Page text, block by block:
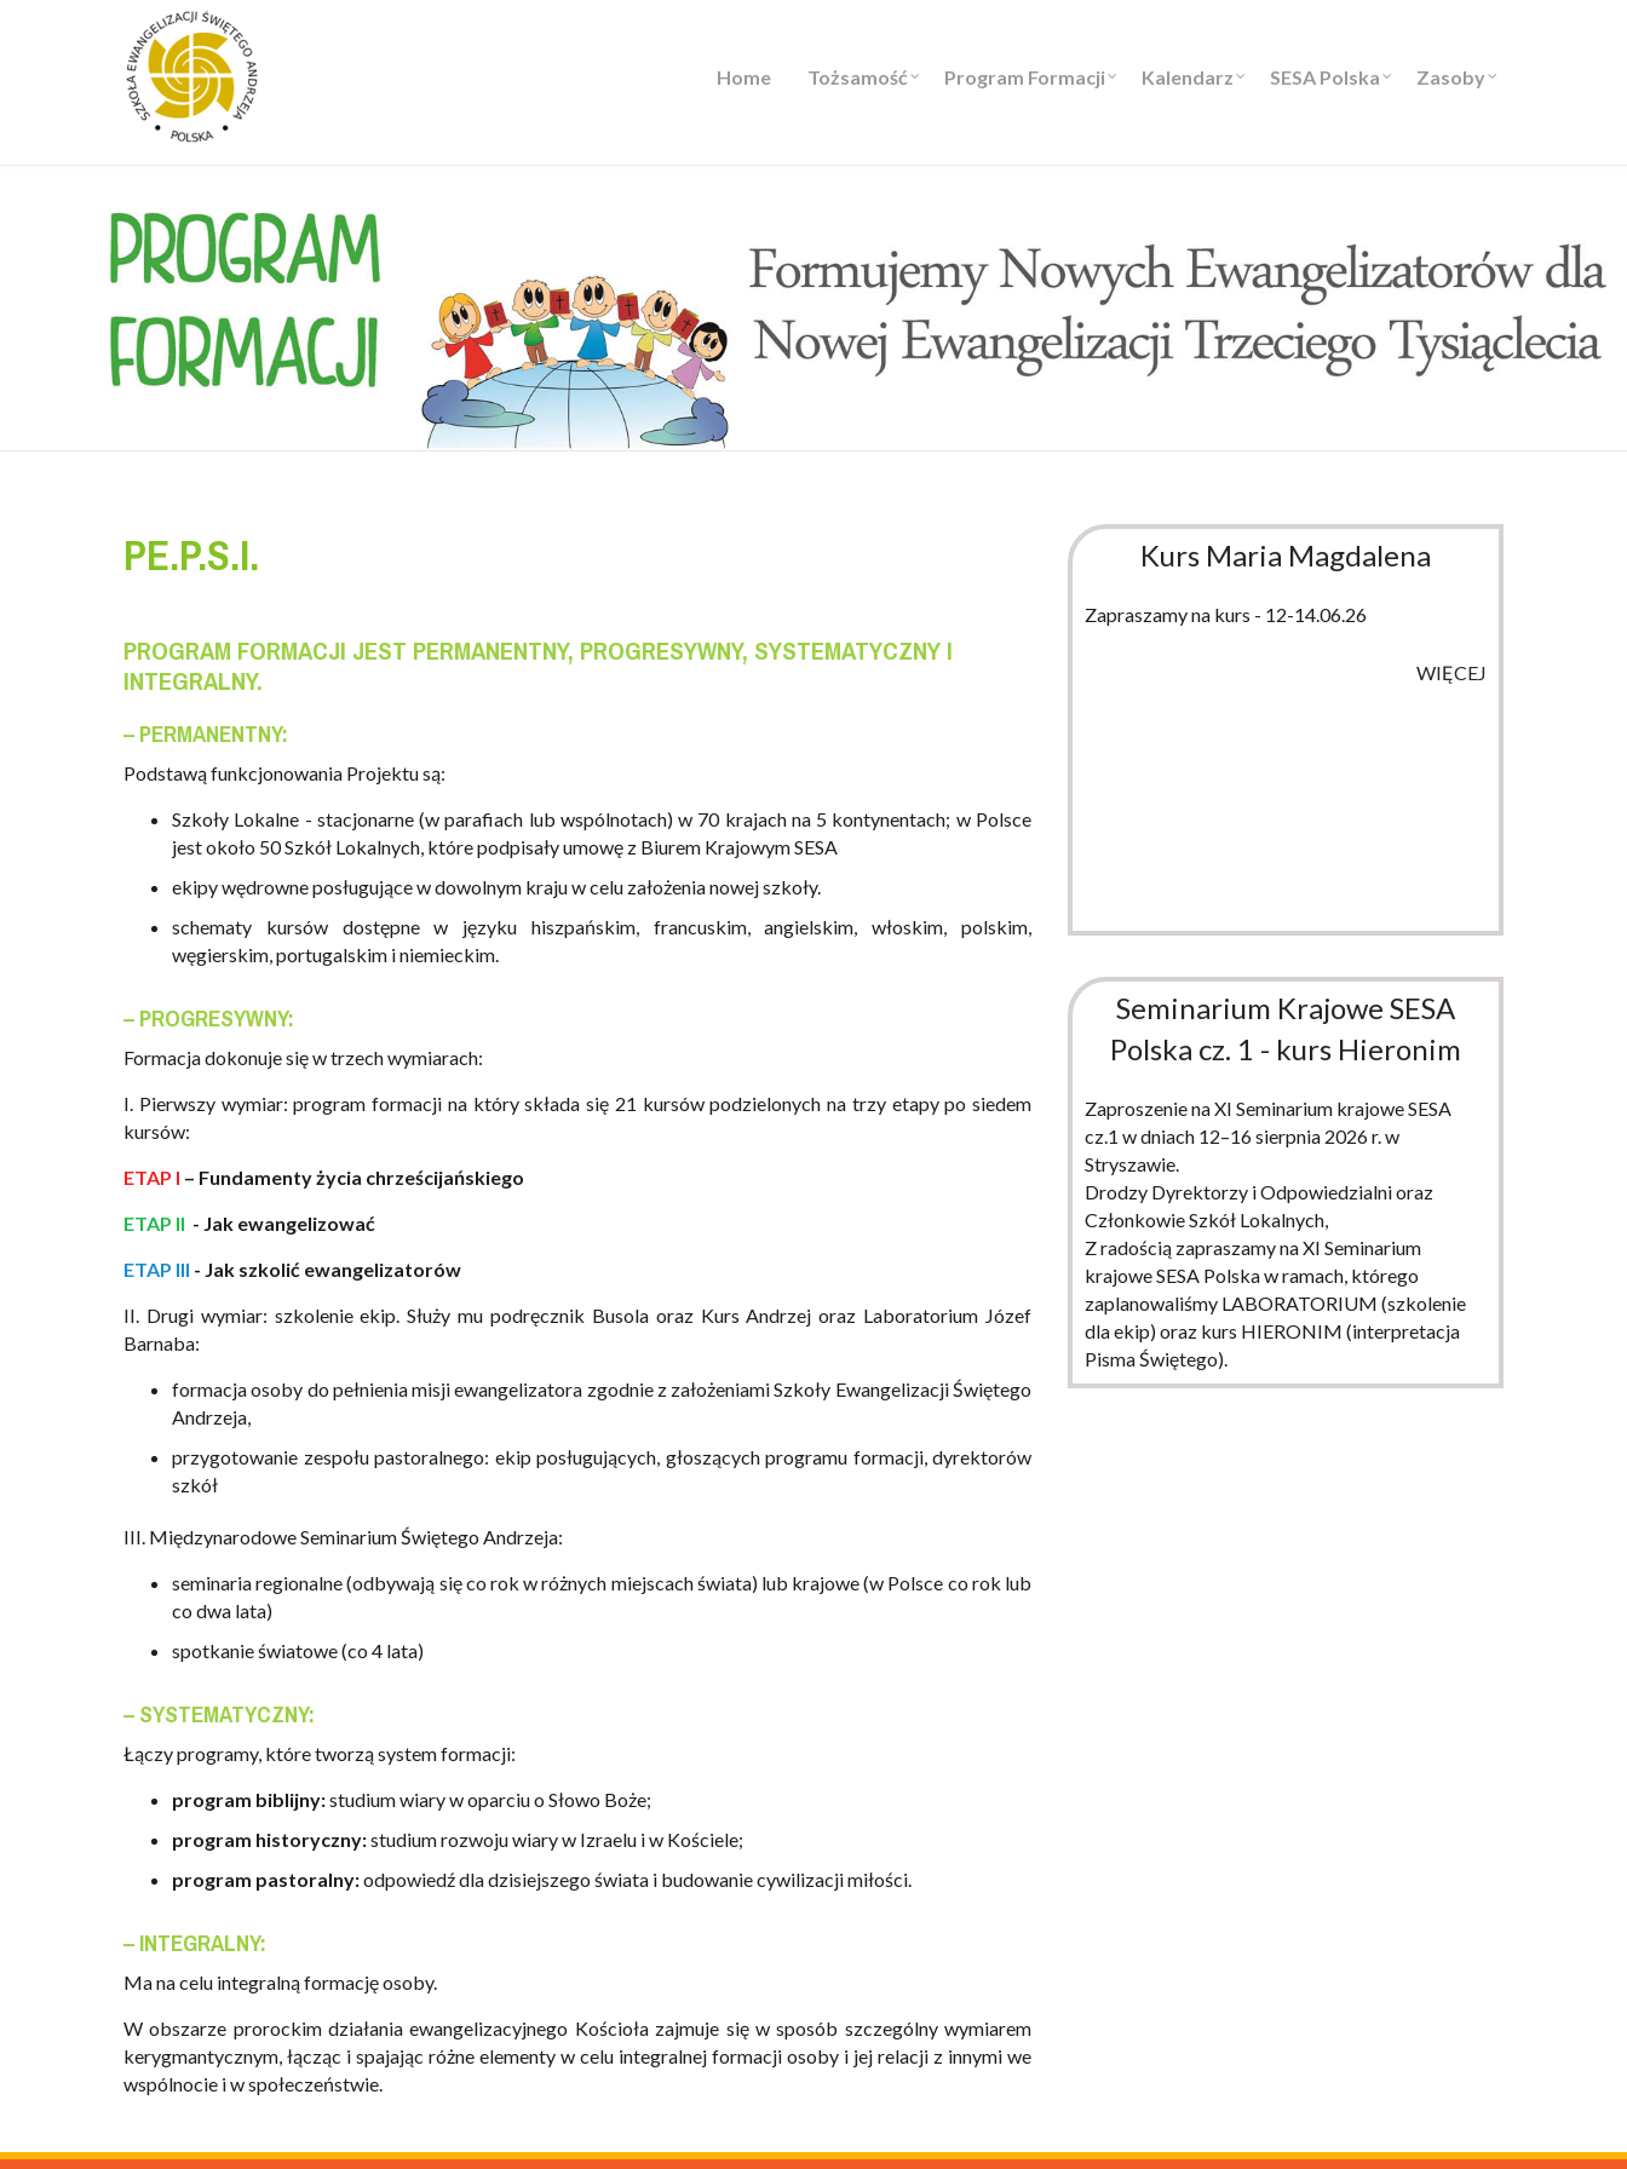
Home Tożsamość Program Formacji Kalendarz SESA Polska Zasoby
PE.P.S.I.
PROGRAM FORMACJI JEST PERMANENTNY, PROGRESYWNY, SYSTEMATYCZNY I
INTEGRALNY.
– PERMANENTNY:
Podstawą funkcjonowania Projektu są:
Szkoły Lokalne - stacjonarne (w parafiach lub wspólnotach) w 70 krajach na 5 kontynentach; w Polsce
jest około 50 Szkół Lokalnych, które podpisały umowę z Biurem Krajowym SESA
ekipy wędrowne posługujące w dowolnym kraju w celu założenia nowej szkoły.
schematy kursów dostępne w języku hiszpańskim, francuskim, angielskim, włoskim, polskim,
węgierskim, portugalskim i niemieckim.
– PROGRESYWNY:
Formacja dokonuje się w trzech wymiarach:
I. Pierwszy wymiar: program formacji na który składa się 21 kursów podzielonych na trzy etapy po siedem
kursów:
ETAP I – Fundamenty życia chrześcijańskiego
ETAP II - Jak ewangelizować
ETAP III - Jak szkolić ewangelizatorów
II. Drugi wymiar: szkolenie ekip. Służy mu podręcznik Busola oraz Kurs Andrzej oraz Laboratorium Józef
Barnaba:
formacja osoby do pełnienia misji ewangelizatora zgodnie z założeniami Szkoły Ewangelizacji Świętego
Andrzeja,
przygotowanie zespołu pastoralnego: ekip posługujących, głoszących programu formacji, dyrektorów
szkół
III. Międzynarodowe Seminarium Świętego Andrzeja:
seminaria regionalne (odbywają się co rok w różnych miejscach świata) lub krajowe (w Polsce co rok lub
co dwa lata)
spotkanie światowe (co 4 lata)
– SYSTEMATYCZNY:
Łączy programy, które tworzą system formacji:
program biblijny:studium wiary w oparciu o Słowo Boże;
program historyczny:studium rozwoju wiary w Izraelu i w Kościele;
program pastoralny:odpowiedź dla dzisiejszego świata i budowanie cywilizacji miłości.
– INTEGRALNY:
Ma na celu integralną formację osoby.
W obszarze prorockim działania ewangelizacyjnego Kościoła zajmuje się w sposób szczególny wymiarem
kerygmantycznym, łącząc i spajając różne elementy w celu integralnej formacji osoby i jej relacji z innymi we
wspólnocie i w społeczeństwie.
Kurs Maria Magdalena
Zapraszamy na kurs - 12-14.06.26
WIĘCEJ
Seminarium Krajowe SESA
Polska cz. 1 - kurs Hieronim
Zaproszenie na XI Seminarium krajowe SESA
cz.1 w dniach 12–16 sierpnia 2026 r. w
Stryszawie.
Drodzy Dyrektorzy i Odpowiedzialni oraz
Członkowie Szkół Lokalnych,
Z radością zapraszamy na XI Seminarium
krajowe SESA Polska w ramach, którego
zaplanowaliśmy LABORATORIUM (szkolenie
dla ekip) oraz kurs HIERONIM (interpretacja
Pisma Świętego).